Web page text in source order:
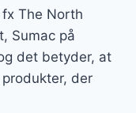
The North
Sumac på
det betyder, at
der